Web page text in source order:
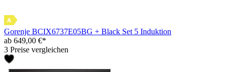
Gorenje BCIX6737E05BG + Black Set 5 Induktion
ab 649,00 €*
3 Preise vergleichen